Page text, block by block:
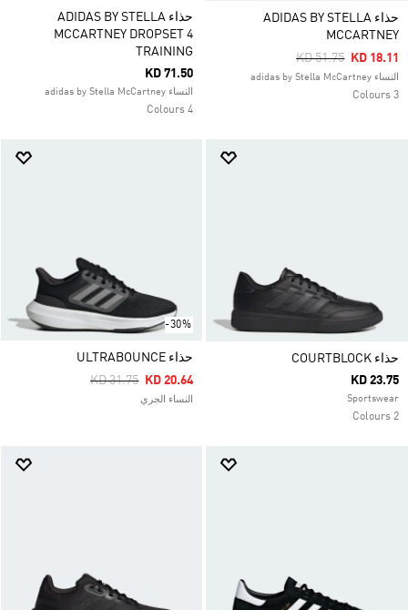
حذاء ADIDAS BY STELLA
MCCARTNEY
Price Reduced
KD 51.75ToKD 18.11
النساء adidas by Stella McCartney
3 Colours
حذاء ADIDAS BY STELLA
MCCARTNEY DROPSET 4
TRAINING
KD 71.50
النساء adidas by Stella McCartney
4 Colours
حذاء COURTBLOCK
KD 23.75
Sportswear
2 Colours
-30%
حذاء ULTRABOUNCE
Price Reduced From
KD 31.75ToKD 20.64
النساء الجري